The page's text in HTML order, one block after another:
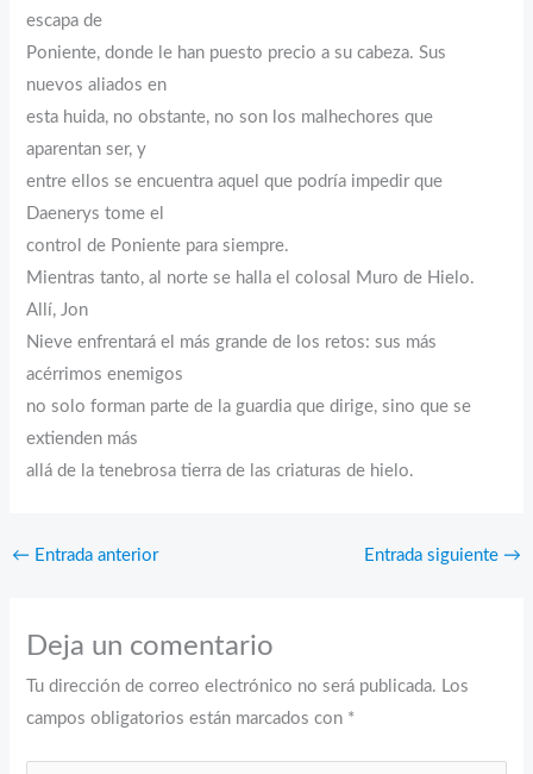
escapa de
Poniente, donde le han puesto precio a su cabeza. Sus
nuevos aliados en
esta huida, no obstante, no son los malhechores que
aparentan ser, y
entre ellos se encuentra aquel que podría impedir que
Daenerys tome el
control de Poniente para siempre.
Mientras tanto, al norte se halla el colosal Muro de Hielo.
Allí, Jon
Nieve enfrentará el más grande de los retos: sus más
acérrimos enemigos
no solo forman parte de la guardia que dirige, sino que se
extienden más
allá de la tenebrosa tierra de las criaturas de hielo.
← Entrada anterior Entrada siguiente →
Deja un comentario
Tu dirección de correo electrónico no será publicada. Los
campos obligatorios están marcados con *